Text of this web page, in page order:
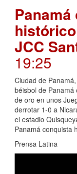
JCC
19:25
Ciudad de
béisbol de
de oro en unos
derrotar 1-0 a
el estadio
Panamá conquista
Prensa Latina